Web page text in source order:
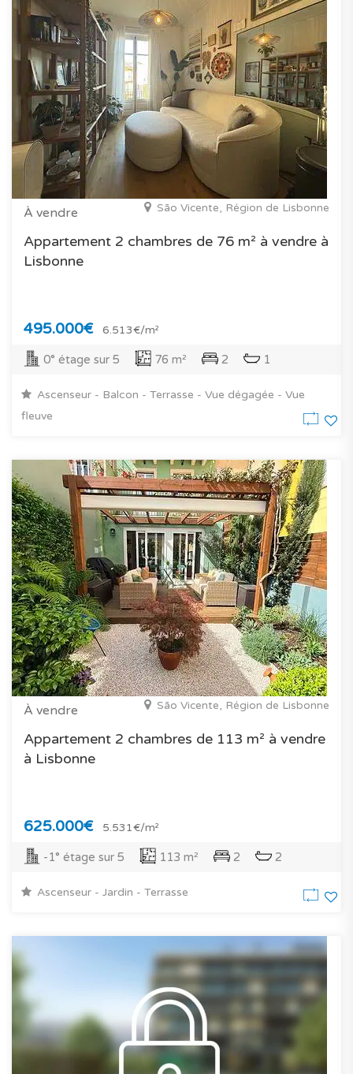
À vendre São Vicente, Région de Lisbonne
Appartement 2 chambres de 76 m² à vendre à
Lisbonne
495.000€ 6.513€/m²
0° étage sur 5 76 m² 2 1
Ascenseur - Balcon - Terrasse - Vue dégagée - Vue
fleuve
À vendre São Vicente, Région de Lisbonne
Appartement 2 chambres de 113 m² à vendre
à Lisbonne
625.000€ 5.531€/m²
-1° étage sur 5 113 m² 2 2
Ascenseur - Jardin - Terrasse